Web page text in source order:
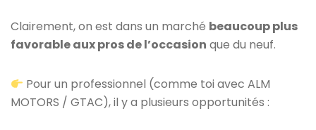
Clairement, on est dans un marché beaucoup plus
favorable aux pros de l’occasion que du neuf.
Pour un professionnel (comme toi avec ALM
MOTORS / GTAC), il y a plusieurs opportunités :